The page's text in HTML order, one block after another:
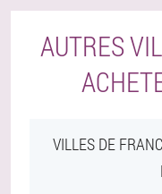
AUTRES
VILLES DE